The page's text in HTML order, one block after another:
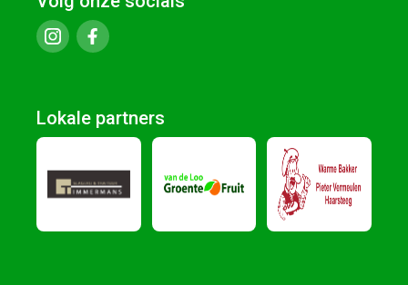
Lokale partners